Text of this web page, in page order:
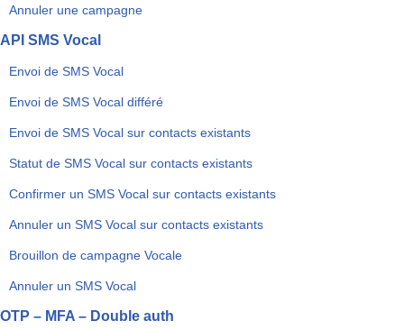
Annuler une campagne
API SMS Vocal
Envoi de SMS Vocal
Envoi de SMS Vocal différé
Envoi de SMS Vocal sur contacts existants
Statut de SMS Vocal sur contacts existants
Confirmer un SMS Vocal sur contacts existants
Annuler un SMS Vocal sur contacts existants
Brouillon de campagne Vocale
Annuler un SMS Vocal
OTP – MFA – Double auth